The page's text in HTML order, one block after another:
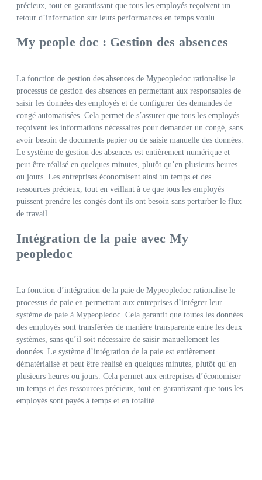
précieux, tout en garantissant que tous les employés reçoivent un
retour d’information sur leurs performances en temps voulu.
My people doc : Gestion des absences
La fonction de gestion des absences de Mypeopledoc rationalise le
processus de gestion des absences en permettant aux responsables de
saisir les données des employés et de configurer des demandes de
congé automatisées. Cela permet de s’assurer que tous les employés
reçoivent les informations nécessaires pour demander un congé, sans
avoir besoin de documents papier ou de saisie manuelle des données.
Le système de gestion des absences est entièrement numérique et
peut être réalisé en quelques minutes, plutôt qu’en plusieurs heures
ou jours. Les entreprises économisent ainsi un temps et des
ressources précieux, tout en veillant à ce que tous les employés
puissent prendre les congés dont ils ont besoin sans perturber le flux
de travail.
Intégration de la paie avec My
peopledoc
La fonction d’intégration de la paie de Mypeopledoc rationalise le
processus de paie en permettant aux entreprises d’intégrer leur
système de paie à Mypeopledoc. Cela garantit que toutes les données
des employés sont transférées de manière transparente entre les deux
systèmes, sans qu’il soit nécessaire de saisir manuellement les
données. Le système d’intégration de la paie est entièrement
dématérialisé et peut être réalisé en quelques minutes, plutôt qu’en
plusieurs heures ou jours. Cela permet aux entreprises d’économiser
un temps et des ressources précieux, tout en garantissant que tous les
employés sont payés à temps et en totalité.